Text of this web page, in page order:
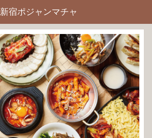
新宿ポジャンマチャ